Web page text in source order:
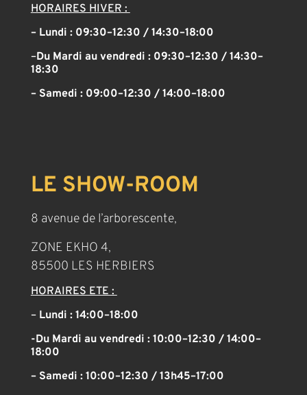
HORAIRES HIVER :
– Lundi : 09:30–12:30 / 14:30–18:00
–Du Mardi au vendredi : 09:30–12:30 / 14:30–
18:30
– Samedi : 09:00–12:30 / 14:00–18:00
LE SHOW-ROOM
8 avenue de l’arborescente,
ZONE EKHO 4,
85500 LES HERBIERS
HORAIRES ETE :
–Lundi : 14:00–18:00
-Du Mardi au vendredi : 10:00–12:30 / 14:00–
18:00
– Samedi : 10:00–12:30 / 13h45–17:00